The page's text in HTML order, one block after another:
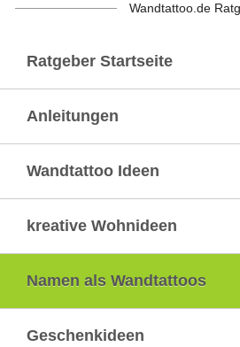
Wandtattoo.de
Ratgeber Startseite
Anleitungen
Wandtattoo Ideen
kreative Wohnideen
Namen als Wandtattoos
Geschenkideen